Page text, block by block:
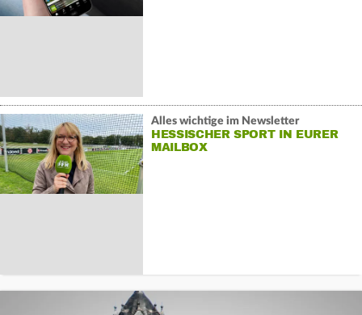
Alles wichtige im Newsletter
HESSISCHER SPORT IN EURER
MAILBOX